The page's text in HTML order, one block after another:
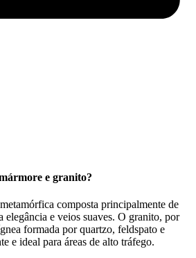
e granito?
composta principalmente de
elegância e veios suaves. O granito, por
formada por quartzo, feldspato e
e ideal para áreas de alto tráfego.